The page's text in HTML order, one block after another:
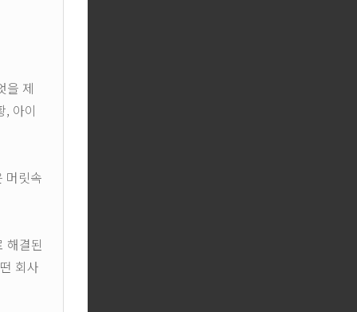
을 제
, 아이
머릿속
해결된
회사